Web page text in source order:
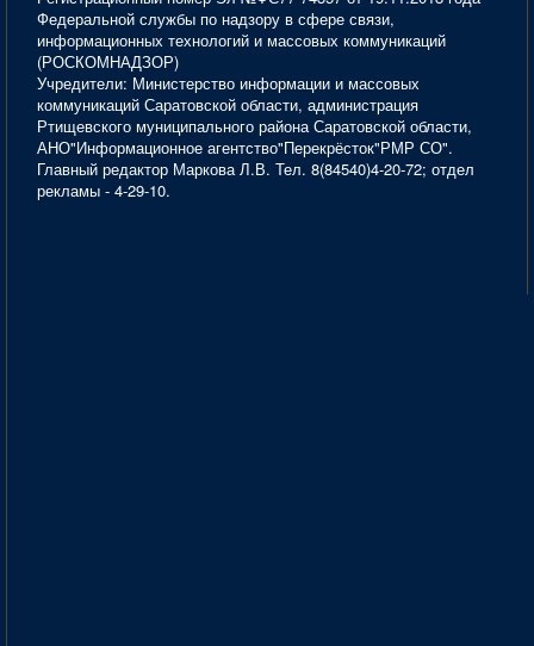
Федеральной службы по надзору в сфере связи,
информационных технологий и массовых коммуникаций
(РОСКОМНАДЗОР)
Учредители: Министерство информации и массовых
коммуникаций Саратовской области, администрация
Ртищевского муниципального района Саратовской области,
АНО"Информационное агентство"Перекрёсток"РМР СО".
Главный редактор Маркова Л.В. Тел. 8(84540)4-20-72; отдел
рекламы - 4-29-10.